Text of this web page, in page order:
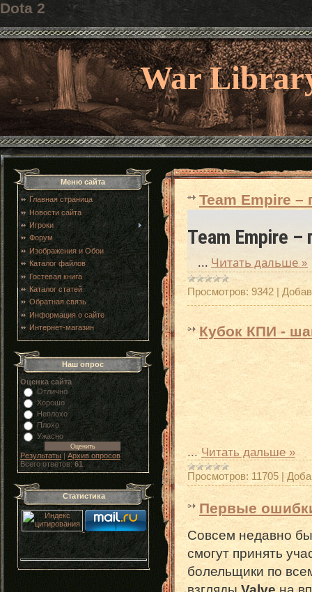
Dota 2
War
Меню сайта
Главная страница
Новости сайта
Игроки
Форум
Изображения и Обои
Каталог файлов
Гостевая книга
Каталог статей
Обратная связь
Информация о сайте
Интернет-магазин
Наш опрос
Оценка сайта
Отлично
Хорошо
Неплохо
Плохо
Ужасно
Результаты
Архив опросов
Всего ответов: 61
Статистика
Team Empire –
Team Empire –
... Читать дальше »
Просмотров: 9342
Кубок КПИ -
... Читать дальше »
Просмотров: 11705
Первые
Совсем недавно
смогут принять
болельщики по